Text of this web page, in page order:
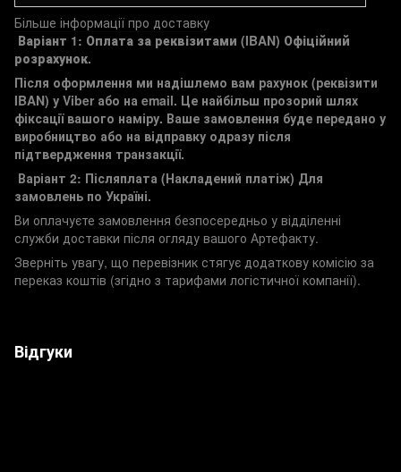
Більше інформації про доставку
Варіант 1: Оплата за реквізитами (IBAN) Офіційний
розрахунок.
Після оформлення ми надішлемо вам рахунок (реквізити
IBAN) у Viber або на email. Це найбільш прозорий шлях
фіксації вашого наміру. Ваше замовлення буде передано у
виробництво або на відправку одразу після
підтвердження транзакції.
Варіант 2: Післяплата (Накладений платіж) Для
замовлень по Україні.
Ви оплачуєте замовлення безпосередньо у відділенні
служби доставки після огляду вашого Артефакту.
Зверніть увагу, що перевізник стягує додаткову комісію за
переказ коштів (згідно з тарифами логістичної компанії).
Відгуки